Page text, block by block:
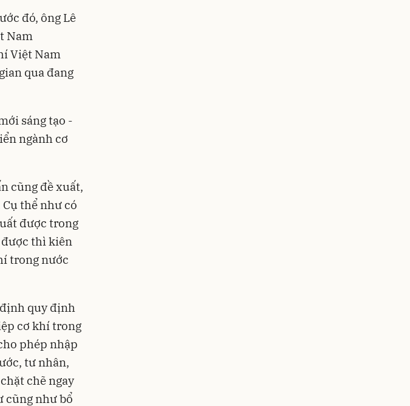
đó, ông Lê
Nam
Việt Nam
qua đang
sáng tạo -
ngành cơ
cũng đề xuất,
thể như có
được trong
thì kiên
trong nước
quy định
cơ khí trong
phép nhập
tư nhân,
chẽ ngay
cũng như bổ